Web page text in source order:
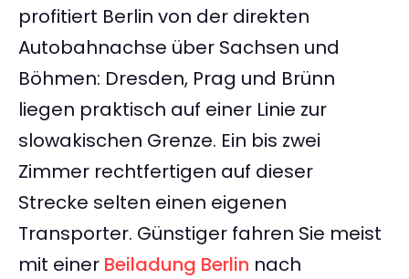
profitiert Berlin von der direkten
Autobahnachse über Sachsen und
Böhmen: Dresden, Prag und Brünn
liegen praktisch auf einer Linie zur
slowakischen Grenze. Ein bis zwei
Zimmer rechtfertigen auf dieser
Strecke selten einen eigenen
Transporter. Günstiger fahren Sie meist
mit einer Beiladung Berlin nach